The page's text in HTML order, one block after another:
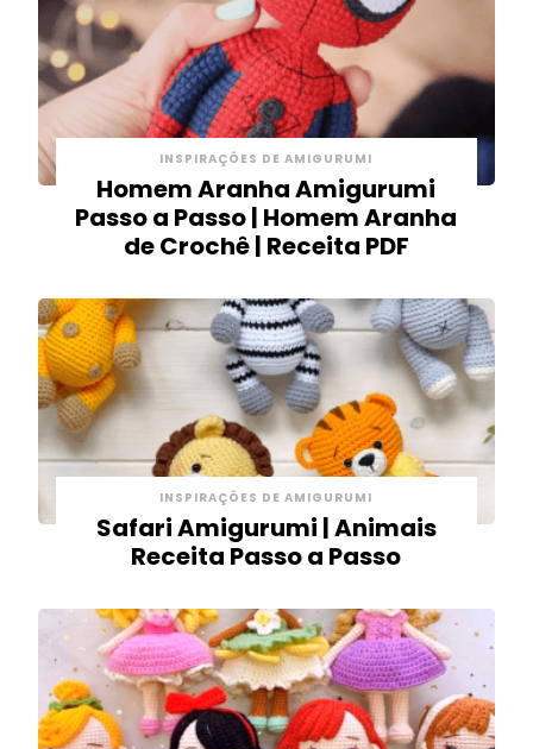
INSPIRAÇÕES DE AMIGURUMI
Homem Aranha Amigurumi
Passo a Passo | Homem Aranha
de Crochê | Receita PDF
INSPIRAÇÕES DE AMIGURUMI
Safari Amigurumi | Animais
Receita Passo a Passo